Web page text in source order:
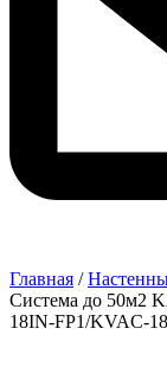
Главная /
Система до 50м2
18IN-FP1/KVAC-